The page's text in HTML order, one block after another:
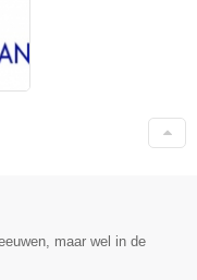
maar wel in de